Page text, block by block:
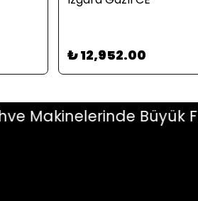
₺ 12,952.00
Büyük